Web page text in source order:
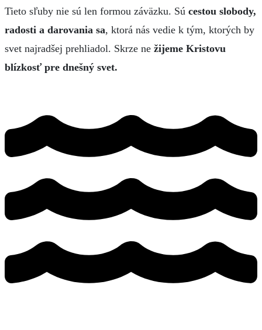
Tieto sľuby nie sú len formou záväzku. Sú cestou slobody,
radosti a darovania sa, ktorá nás vedie k tým, ktorých by
svet najradšej prehliadol. Skrze ne žijeme Kristovu
blízkosť pre dnešný svet.